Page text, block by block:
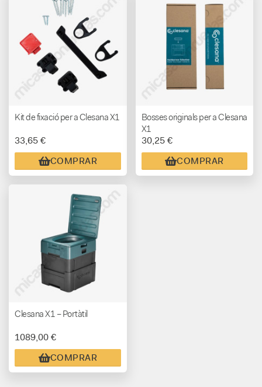
Kit de fixació per a Clesana X1
33,65 €
COMPRAR
Bosses originals per a Clesana
X1
30,25 €
COMPRAR
Clesana X1 – Portàtil
1089,00 €
COMPRAR